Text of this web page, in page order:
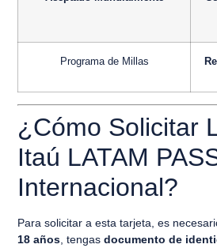
Programa de Millas
¿Cómo Solicitar
Itaú LATAM
Internacional?
Para solicitar a esta tarjeta, es
18 años , tengasdocumento de